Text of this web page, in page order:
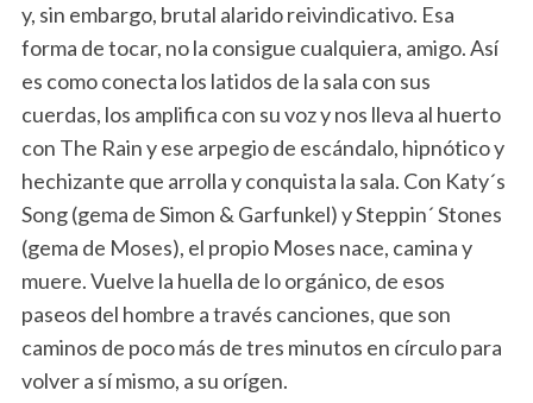
y, sin embargo, brutal alarido reivindicativo. Esa
forma de tocar, no la consigue cualquiera, amigo. Así
es como conecta los latidos de la sala con sus
cuerdas, los amplifica con su voz y nos lleva al huerto
con The Rain y ese arpegio de escándalo, hipnótico y
hechizante que arrolla y conquista la sala. Con Katy´s
Song (gema de Simon & Garfunkel) y Steppin´ Stones
(gema de Moses), el propio Moses nace, camina y
muere. Vuelve la huella de lo orgánico, de esos
paseos del hombre a través canciones, que son
caminos de poco más de tres minutos en círculo para
volver a sí mismo, a su orígen.